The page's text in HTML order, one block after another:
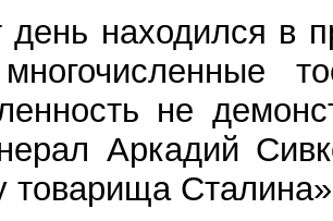
день находился в
не
Аркадий
товарища